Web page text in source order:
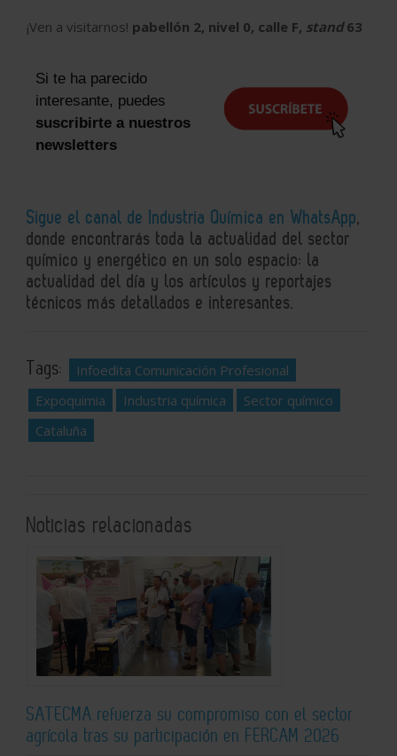
¡Ven a visitarnos! pabellón 2, nivel 0, calle F, stand63
Si te ha parecido
interesante, puedes
suscribirte a nuestros
newsletters
Sigue el canal de Industria Química en WhatsApp,
donde encontrarás toda la actualidad del sector
químico y energético en un solo espacio: la
actualidad del día y los artículos y reportajes
técnicos más detallados e interesantes.
Tags:
Infoedita Comunicación Profesional
Expoquimia
Industria química
Sector químico
Cataluña
Noticias relacionadas
SATECMA refuerza su compromiso con el sector
agrícola tras su participación en FERCAM 2026